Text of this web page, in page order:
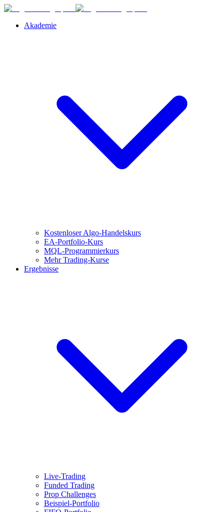
Akademie
Kostenloser Algo-Handelskurs
EA-Portfolio-Kurs
MQL-Programmierkurs
Mehr Trading-Kurse
Ergebnisse
Live-Trading
Funded Trading
Prop Challenges
Beispiel-Portfolio